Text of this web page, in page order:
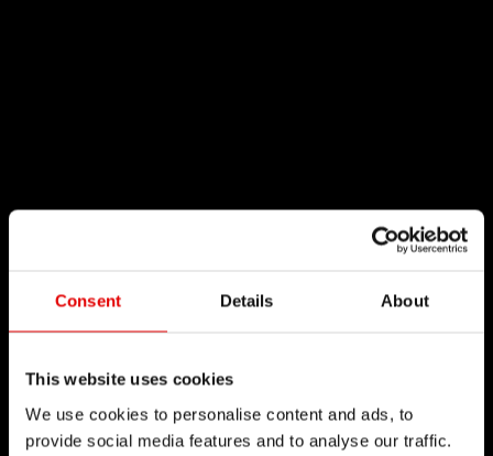
Consent Details About
This website uses cookies
We use cookies to personalise content and ads, to
provide social media features and to analyse our traffic.